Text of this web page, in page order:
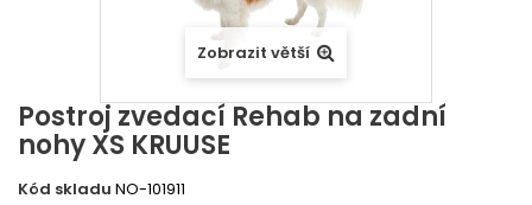
Zobrazit větší
Postroj zvedací Rehab na zadní
nohy XS KRUUSE
Kód skladu NO-101911